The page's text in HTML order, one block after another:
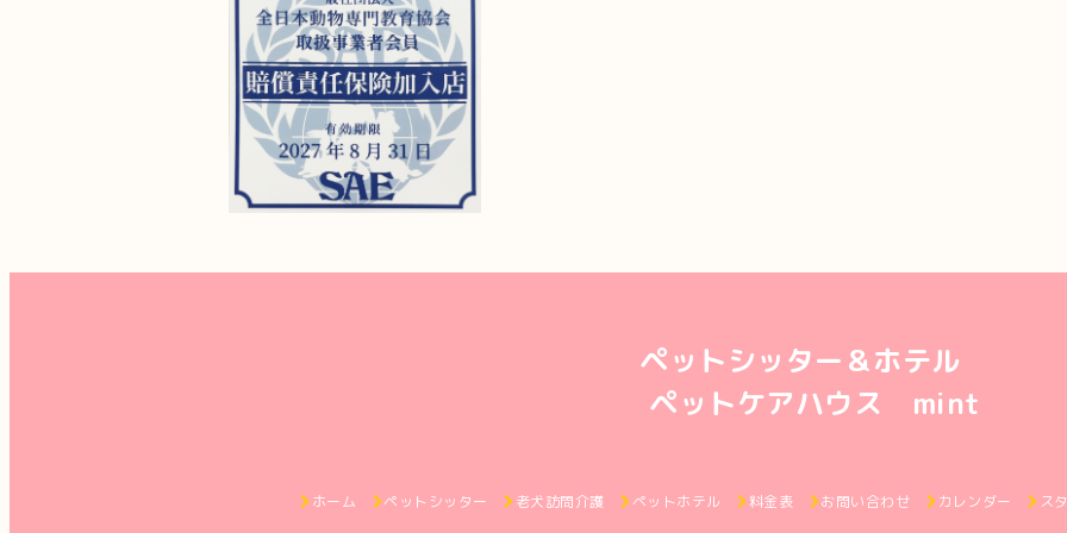
ペットシッター＆ホテル
ペットケアハウス mint
ホーム ペットシッター 老犬訪問介護 ペットホテル 料金表 お問い合わせ カレンダー ス